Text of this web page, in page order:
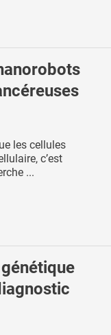
les cellules
c’est
...